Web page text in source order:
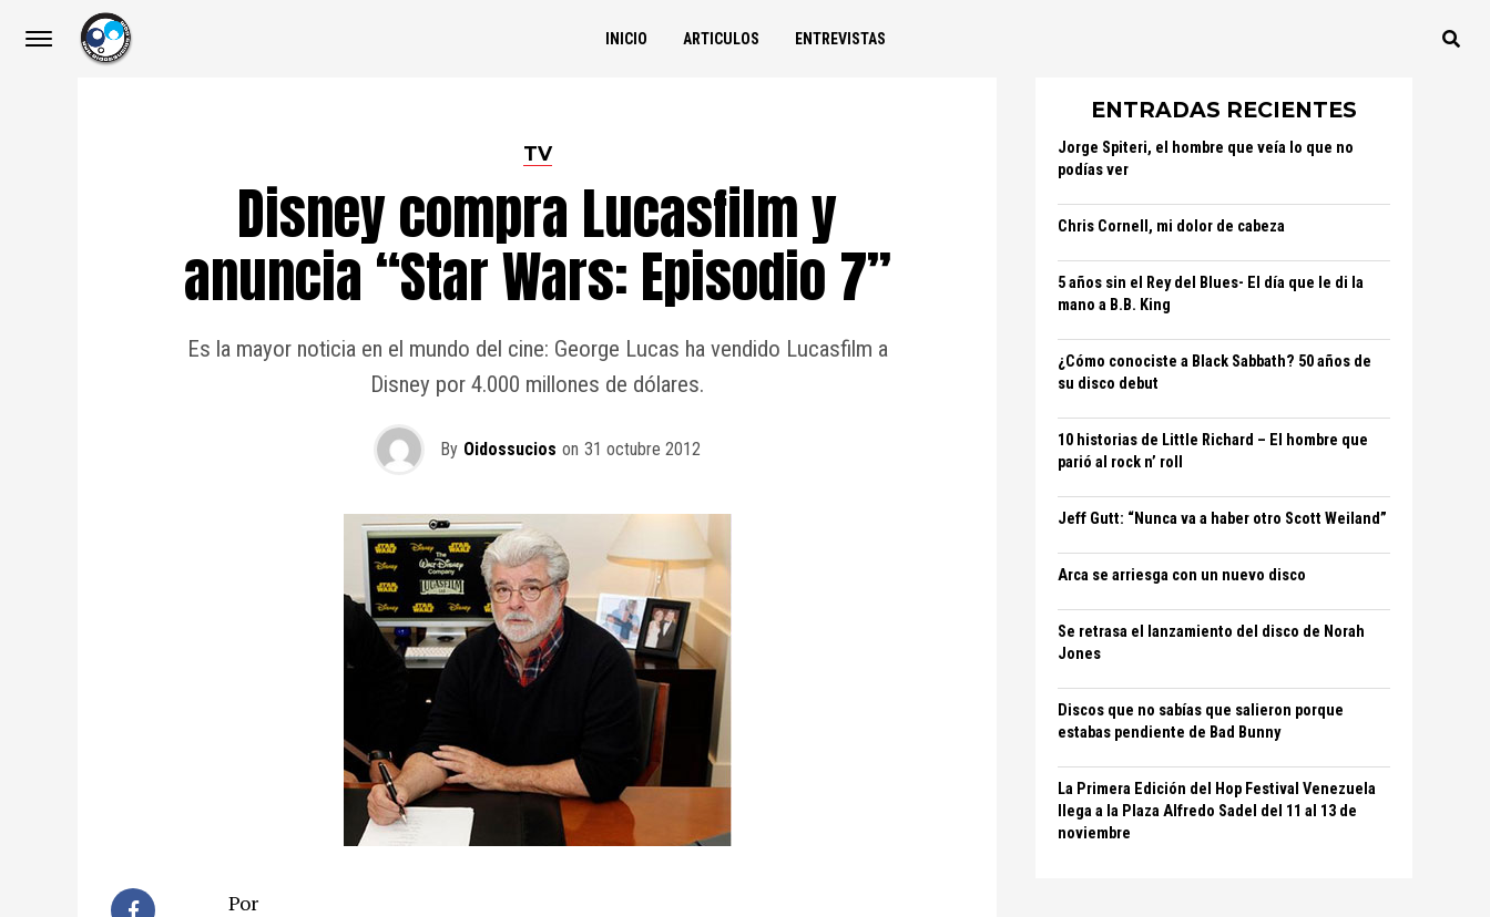
INICIO ARTICULOS ENTREVISTAS
TV
Disney compra Lucasfilm y
anuncia “Star Wars: Episodio 7”
Es la mayor noticia en el mundo del cine: George Lucas ha vendido Lucasfilm a
Disney por 4.000 millones de dólares.
By Oidossucios on 31 octubre 2012
Por
ENTRADAS RECIENTES
Jorge Spiteri, el hombre que veía lo que no
podías ver
Chris Cornell, mi dolor de cabeza
5 años sin el Rey del Blues- El día que le di la
mano a B.B. King
¿Cómo conociste a Black Sabbath? 50 años de
su disco debut
10 historias de Little Richard – El hombre que
parió al rock n’ roll
Jeff Gutt: “Nunca va a haber otro Scott Weiland”
Arca se arriesga con un nuevo disco
Se retrasa el lanzamiento del disco de Norah
Jones
Discos que no sabías que salieron porque
estabas pendiente de Bad Bunny
La Primera Edición del Hop Festival Venezuela
llega a la Plaza Alfredo Sadel del 11 al 13 de
noviembre